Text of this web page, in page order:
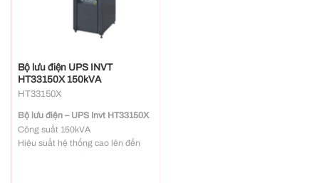
Bộ lưu điện UPS INVT
HT33150X 150kVA
HT33150X
Bộ lưu điện – UPS Invt HT33150X
Công suất 150kVA
Hiệu suất hệ thống cao lên đến